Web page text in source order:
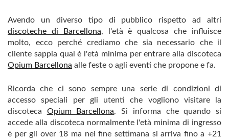
Avendo un diverso tipo di pubblico rispetto ad altri
discoteche di Barcellona, l'età è qualcosa che influisce
molto, ecco perché crediamo che sia necessario che il
cliente sappia qual è l'età minima per entrare alla discoteca
Opium Barcellona alle feste o agli eventi che propone e fa.
Ricorda che ci sono sempre una serie di condizioni di
accesso speciali per gli utenti che vogliono visitare la
discoteca Opium Barcellona. Si informa che quando si
accede alla discoteca normalmente l'età minima di ingresso
è per gli over 18 ma nei fine settimana si arriva fino a +21